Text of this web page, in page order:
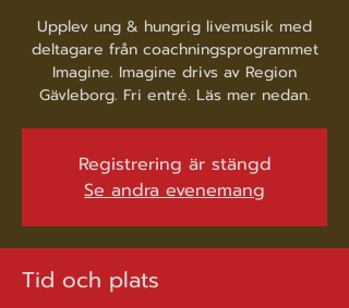
Upplev ung & hungrig livemusik med
deltagare från coachningsprogrammet
Imagine. Imagine drivs av Region
Gävleborg. Fri entré. Läs mer nedan.
Registrering är stängd
Se andra evenemang
Tid och plats